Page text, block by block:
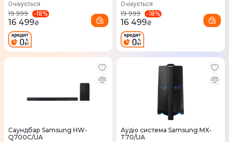
Очікується
19 999 -18%
16 499₴
Очікується
19 999 -18%
16 499₴
Саундбар Samsung HW-
Q700C/UA
Аудіо система Samsung MX-
T70/UA